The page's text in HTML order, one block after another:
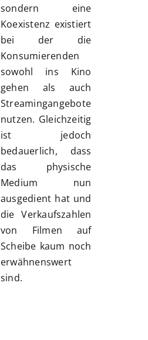
sondern eine
Koexistenz existiert
bei der die
Konsumierenden
sowohl ins Kino
gehen als auch
Streamingangebote
nutzen. Gleichzeitig
ist jedoch
bedauerlich, dass
das physische
Medium nun
ausgedient hat und
die Verkaufszahlen
von Filmen auf
Scheibe kaum noch
erwähnenswert
sind.